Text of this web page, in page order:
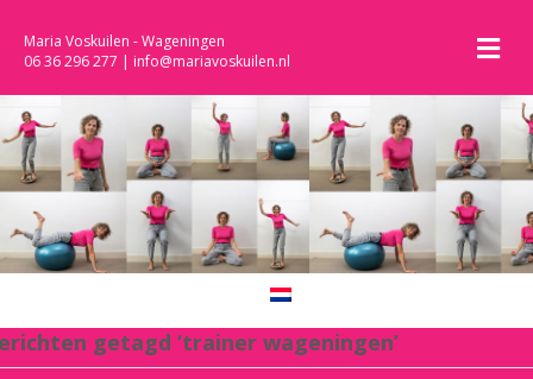
Maria Voskuilen - Wageningen
06 36 296 277 | info@mariavoskuilen.nl
getagd ‘trainer wageningen’